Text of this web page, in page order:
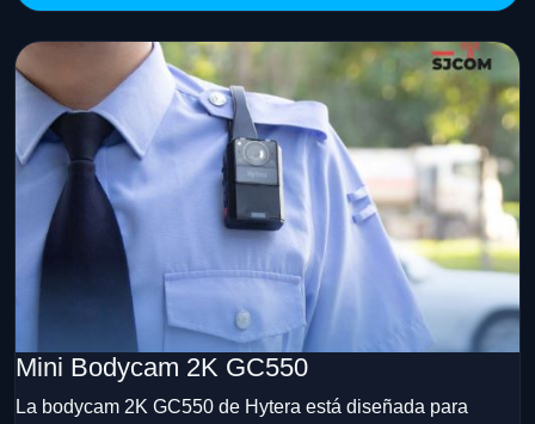
Mini Bodycam 2K GC550
La bodycam 2K GC550 de Hytera está diseñada para